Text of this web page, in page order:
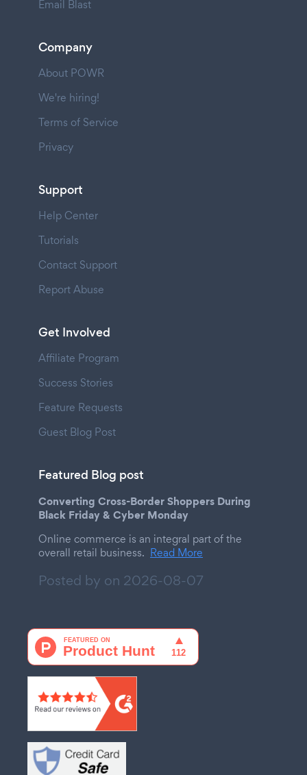
Email Blast
Company
About POWR
We're hiring!
Terms of Service
Privacy
Support
Help Center
Tutorials
Contact Support
Report Abuse
Get Involved
Affiliate Program
Success Stories
Feature Requests
Guest Blog Post
Featured Blog post
Converting Cross-Border Shoppers During
Black Friday & Cyber Monday
Online commerce is an integral part of the
overall retail business. Read More
Posted by on 2026-08-07